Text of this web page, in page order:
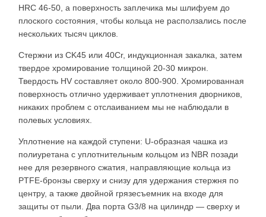
HRC 46-50, а поверхность заплечика мы шлифуем до
плоского состояния, чтобы кольца не расползались после
нескольких тысяч циклов.
Стержни из CK45 или 40Cr, индукционная закалка, затем
твердое хромирование толщиной 20-30 микрон.
Твердость HV составляет около 800-900. Хромированная
поверхность отлично удерживает уплотнения дворников,
никаких проблем с отслаиванием мы не наблюдали в
полевых условиях.
Уплотнение на каждой ступени: U-образная чашка из
полиуретана с уплотнительным кольцом из NBR позади
нее для резервного сжатия, направляющие кольца из
PTFE-бронзы сверху и снизу для удержания стержня по
центру, а также двойной грязесъемник на входе для
защиты от пыли. Два порта G3/8 на цилиндр — сверху и